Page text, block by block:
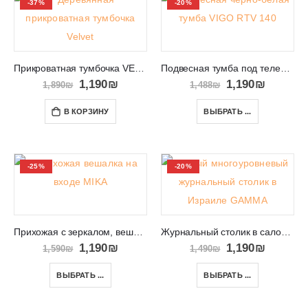
-37%
Прикроватная тумбочка VELVET 79
1,890₪ 1,190₪
В КОРЗИНУ
-20%
Подвесная тумба под телевизор VIGO RTV 140
1,488₪ 1,190₪
ВЫБРАТЬ ...
-25%
Прихожая с зеркалом, вешалкой и обувницей MIKA
1,590₪ 1,190₪
ВЫБРАТЬ ...
-20%
Журнальный столик в салон с ящиком GAMMA
1,490₪ 1,190₪
ВЫБРАТЬ ...